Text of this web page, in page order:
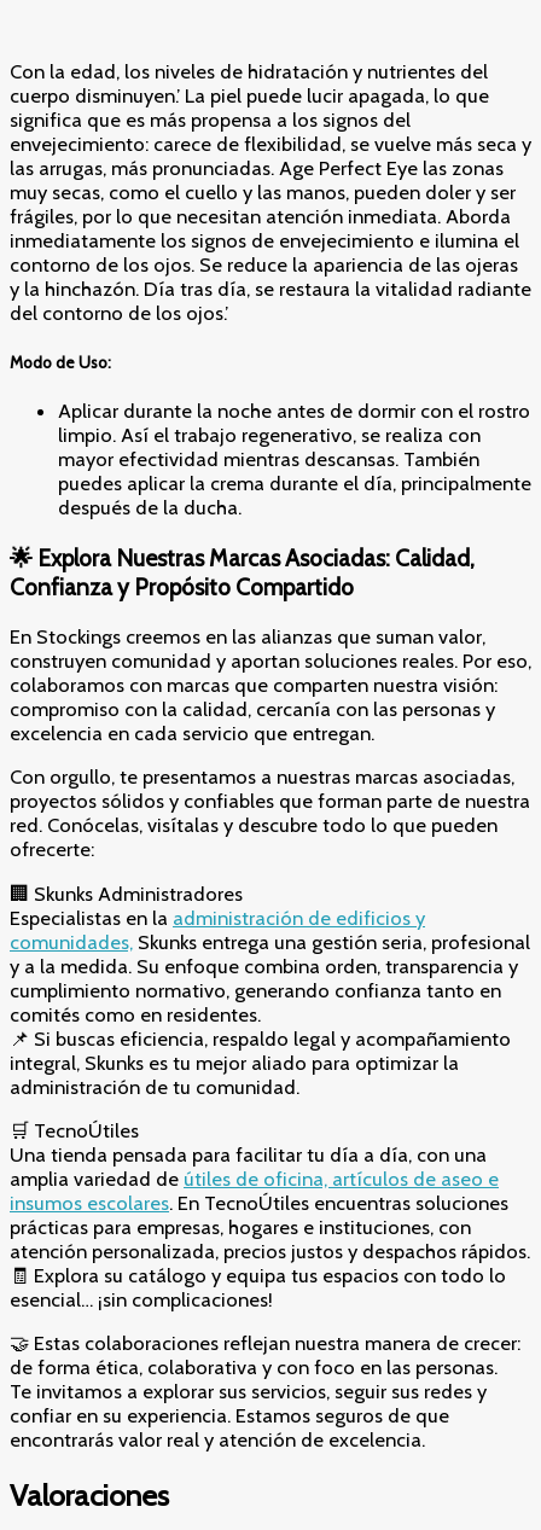
Con la edad, los niveles de hidratación y nutrientes del
cuerpo disminuyen.’ La piel puede lucir apagada, lo que
significa que es más propensa a los signos del
envejecimiento: carece de flexibilidad, se vuelve más seca y
las arrugas, más pronunciadas. Age Perfect Eye las zonas
muy secas, como el cuello y las manos, pueden doler y ser
frágiles, por lo que necesitan atención inmediata. Aborda
inmediatamente los signos de envejecimiento e ilumina el
contorno de los ojos. Se reduce la apariencia de las ojeras
y la hinchazón. Día tras día, se restaura la vitalidad radiante
del contorno de los ojos.’
Modo de Uso:
Aplicar durante la noche antes de dormir con el rostro
limpio. Así el trabajo regenerativo, se realiza con
mayor efectividad mientras descansas. También
puedes aplicar la crema durante el día, principalmente
después de la ducha.
🌟 Explora Nuestras Marcas Asociadas: Calidad,
Confianza y Propósito Compartido
En Stockings creemos en las alianzas que suman valor,
construyen comunidad y aportan soluciones reales. Por eso,
colaboramos con marcas que comparten nuestra visión:
compromiso con la calidad, cercanía con las personas y
excelencia en cada servicio que entregan.
Con orgullo, te presentamos a nuestras marcas asociadas,
proyectos sólidos y confiables que forman parte de nuestra
red. Conócelas, visítalas y descubre todo lo que pueden
ofrecerte:
🏢 Skunks Administradores
Especialistas en la administración de edificios y
comunidades, Skunks entrega una gestión seria, profesional
y a la medida. Su enfoque combina orden, transparencia y
cumplimiento normativo, generando confianza tanto en
comités como en residentes.
📌 Si buscas eficiencia, respaldo legal y acompañamiento
integral, Skunks es tu mejor aliado para optimizar la
administración de tu comunidad.
🛒 TecnoÚtiles
Una tienda pensada para facilitar tu día a día, con una
amplia variedad de útiles de oficina, artículos de aseo e
insumos escolares. En TecnoÚtiles encuentras soluciones
prácticas para empresas, hogares e instituciones, con
atención personalizada, precios justos y despachos rápidos.
🧾 Explora su catálogo y equipa tus espacios con todo lo
esencial… ¡sin complicaciones!
🤝 Estas colaboraciones reflejan nuestra manera de crecer:
de forma ética, colaborativa y con foco en las personas.
Te invitamos a explorar sus servicios, seguir sus redes y
confiar en su experiencia. Estamos seguros de que
encontrarás valor real y atención de excelencia.
Valoraciones